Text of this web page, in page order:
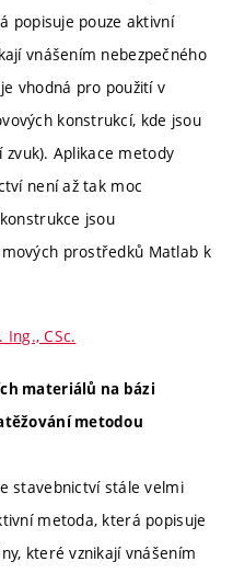
popisuje pouze aktivní
vnášením nebezpečného
vhodná pro použití v
konstrukcí, kde jsou
Aplikace metody
není až tak moc
jsou
prostředků Matlab k
Ing., CSc.
materiálů na bázi
metodou
stavebnictví stále velmi
metoda, která popisuje
které vznikají vnášením